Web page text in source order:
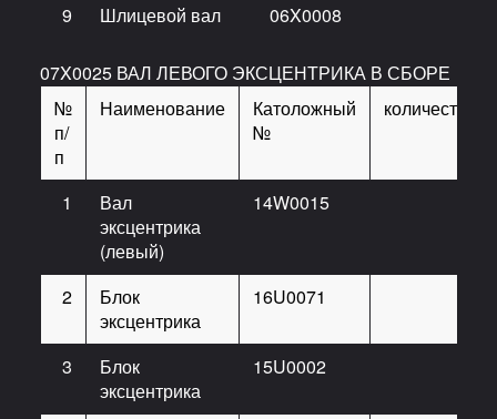
9
Шлицевой вал 06X0008
07X0025 ВАЛ ЛЕВОГО ЭКСЦЕНТРИКА В СБОРЕ
№
п/
п
Наименование
Католожный
№
количество
1
Вал
эксцентрика
(левый)
14W0015
2
Блок
эксцентрика
16U0071
3
Блок
эксцентрика
15U0002